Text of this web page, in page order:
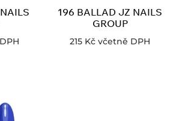
196 BALLAD JZ NAILS
GROUP
215 Kč včetně DPH